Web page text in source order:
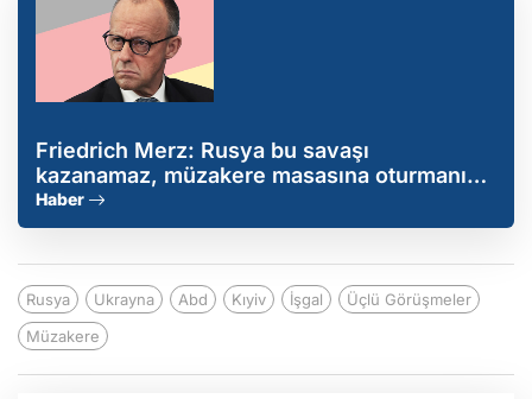
Friedrich Merz: Rusya bu savaşı
kazanamaz, müzakere masasına oturmanın
zamanı geldi!
Haber
Rusya Ukrayna Abd Kıyiv İşgal
Üçlü Görüşmeler
Müzakere